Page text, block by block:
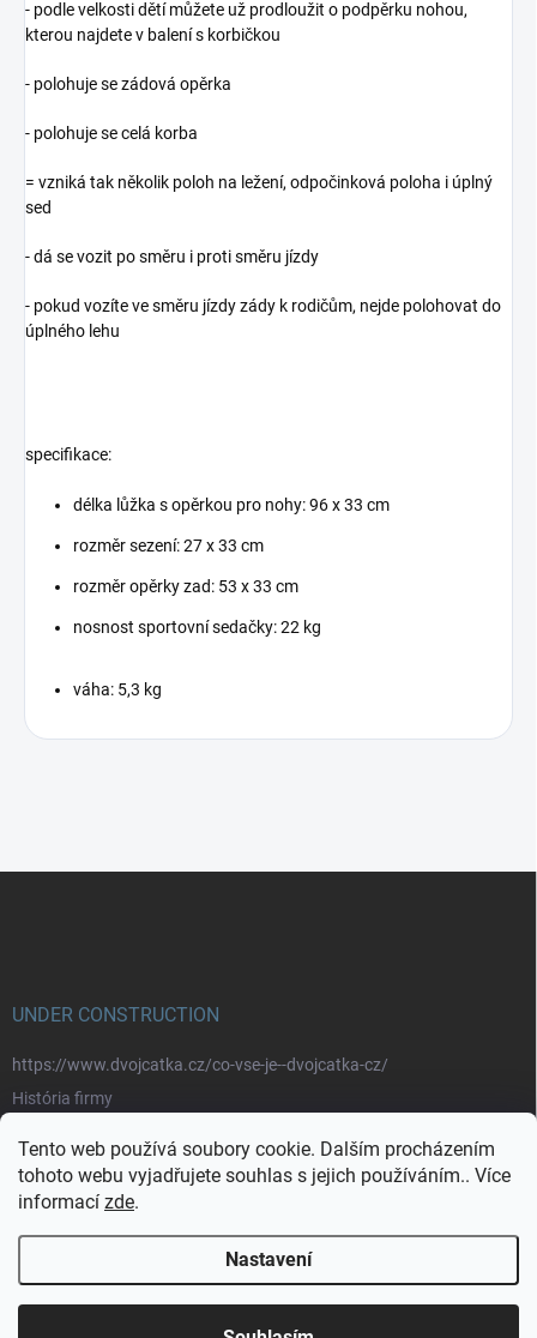
Tento web používá soubory cookie. Dalším procházením
tohoto webu vyjadřujete souhlas s jejich používáním.. Více
informací zde.
Nastavení
- podle velkosti dětí můžete už prodloužit o podpěrku nohou,
kterou najdete v balení s korbičkou
- polohuje se zádová opěrka
- polohuje se celá korba
= vzniká tak několik poloh na ležení, odpočinková poloha i úplný
sed
- dá se vozit po směru i proti směru jízdy
- pokud vozíte ve směru jízdy zády k rodičům, nejde polohovat do
úplného lehu
specifikace:
délka lůžka s opěrkou pro nohy: 96 x 33 cm
rozměr sezení: 27 x 33 cm
rozměr opěrky zad: 53 x 33 cm
nosnost sportovní sedačky: 22 kg
váha: 5,3 kg
UNDER CONSTRUCTION
https://www.dvojcatka.cz/co-vse-je--dvojcatka-cz/
História firmy
Značky
https://www.dvojcatka.cz/kontakty/>
dvojčátka.cz . Všechna práva vyhrazena.